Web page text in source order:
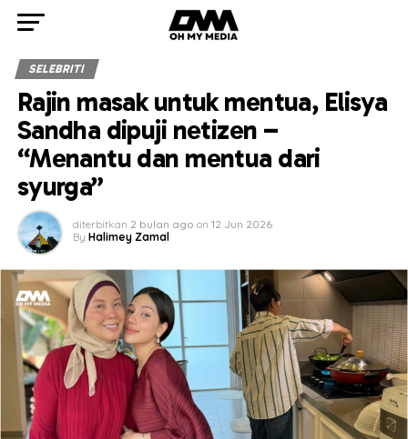
SELEBRITI
Rajin masak untuk mentua, Elisya
Sandha dipuji netizen –
“Menantu dan mentua dari
syurga”
diterbitkan 2 bulan ago on 12 Jun 2026
By Halimey Zamal